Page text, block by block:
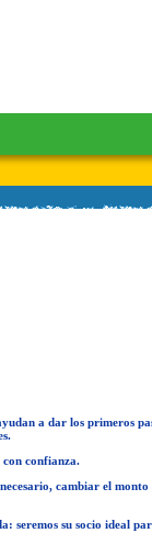
a dar los primeros
confianza.
cambiar el
seremos su socio ideal